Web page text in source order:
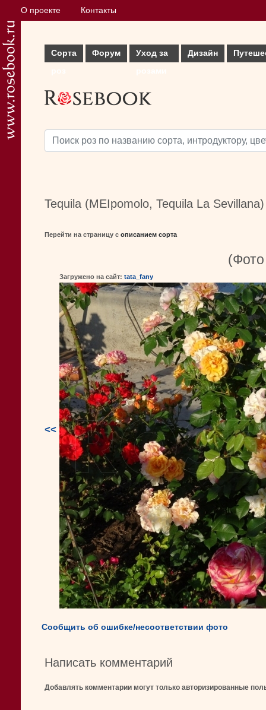
О проекте Контакты
Сорта
Форум
Уход за
Дизайн
Tequila (MEIpomolo, Tequila La Sevillana)
Перейти на страницу с описанием сорта
<<
Загружено на сайт: tata_fany
Сообщить об ошибке/несоответствии фото
Написать комментарий
Добавлять комментарии могут только авторизированные